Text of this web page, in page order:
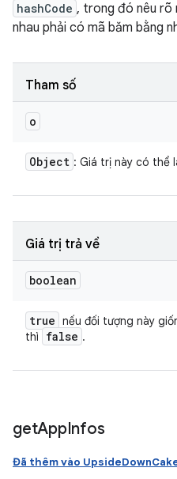
hashCode , trong đó nêu rõ
nhau phải có mã băm bằng
Tham số
o
Object : Giá trị này có thể
Giá trị trả về
boolean
true nếu đối tượng này
thì
false .
getAppInfos
Đã thêm vào